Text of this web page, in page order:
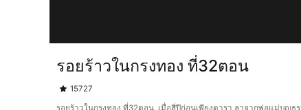
รอยร้าวในกรงทอง ที่32ตอน
15727
รอยร้าวในกรงทอง ที่32ตอน. เมื่อสี่ปีก่อนเพียงดารา ลาจากพ่อแม่บุญ